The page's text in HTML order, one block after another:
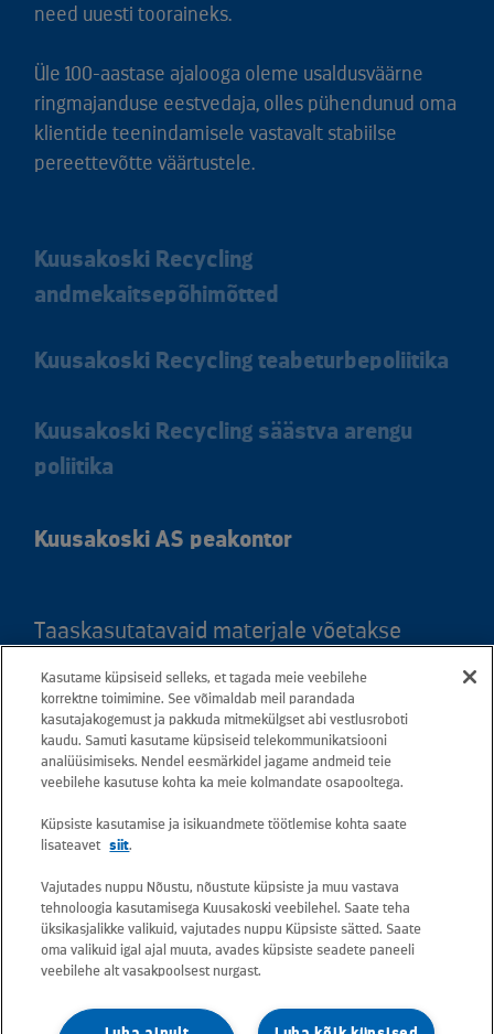
need uuesti tooraineks.
Üle 100-aastase ajalooga oleme usaldusväärne
ringmajanduse eestvedaja, olles pühendunud oma
klientide teenindamisele vastavalt stabiilse
pereettevõtte väärtustele.
Kuusakoski Recycling
andmekaitsepõhimõtted
Kuusakoski Recycling teabeturbepoliitika
Kuusakoski Recycling säästva arengu
poliitika
Kuusakoski AS peakontor
Taaskasutatavaid materjale võetakse
Kaardil klõpsates leiate kõigi maakondade
teeninduspunktid ja teejuhised.
Postiaadress: Betooni 12, 13816 Tallinn
(Eesti)
Kõik e-posti aadressid on kujul
eesnimi.perekonnanimi@kuusakoski.com
Kasutame küpsiseid selleks, et tagada meie veebilehe
korrektne toimimine. See võimaldab meil parandada
kasutajakogemust ja pakkuda mitmekülgset abi vestlusroboti
kaudu. Samuti kasutame küpsiseid telekommunikatsiooni
analüüsimiseks. Nendel eesmärkidel jagame andmeid teie
veebilehe kasutuse kohta ka meie kolmandate osapooltega.
Küpsiste kasutamise ja isikuandmete töötlemise kohta saate
lisateavet
siit.
Vajutades nuppu Nõustu, nõustute küpsiste ja muu vastava
tehnoloogia kasutamisega Kuusakoski veebilehel. Saate teha
üksikasjalikke valikuid, vajutades nuppu Küpsiste sätted. Saate
oma valikuid igal ajal muuta, avades küpsiste seadete paneeli
veebilehe alt vasakpoolsest nurgast.